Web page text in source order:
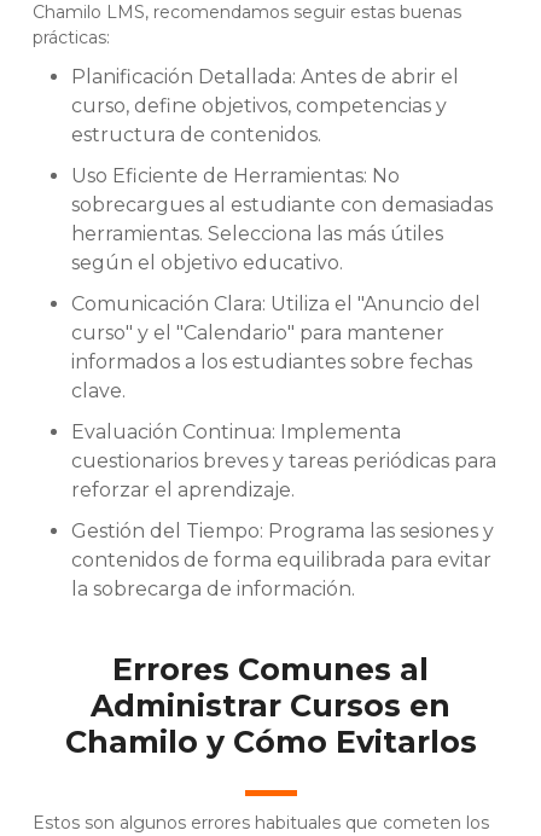
Chamilo LMS, recomendamos seguir estas buenas
prácticas:
Planificación Detallada: Antes de abrir el
curso, define objetivos, competencias y
estructura de contenidos.
Uso Eficiente de Herramientas: No
sobrecargues al estudiante con demasiadas
herramientas. Selecciona las más útiles
según el objetivo educativo.
Comunicación Clara: Utiliza el "Anuncio del
curso" y el "Calendario" para mantener
informados a los estudiantes sobre fechas
clave.
Evaluación Continua: Implementa
cuestionarios breves y tareas periódicas para
reforzar el aprendizaje.
Gestión del Tiempo: Programa las sesiones y
contenidos de forma equilibrada para evitar
la sobrecarga de información.
Errores Comunes al
Administrar Cursos en
Chamilo y Cómo Evitarlos
Estos son algunos errores habituales que cometen los